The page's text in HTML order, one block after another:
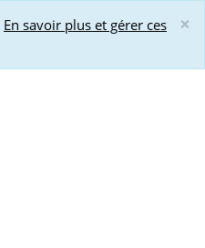
×
En savoir plus et gérer ces